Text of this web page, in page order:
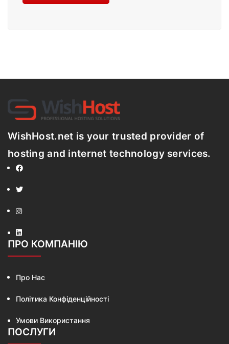
WishHost.net is your trusted provider of
hosting and internet technology services.
ПРО КОМПАНІЮ
Про Нас
Політика Конфіденційності
Умови Використання
ПОСЛУГИ